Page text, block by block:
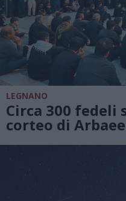
LEGNANO
Circa 300 fedeli
corteo di